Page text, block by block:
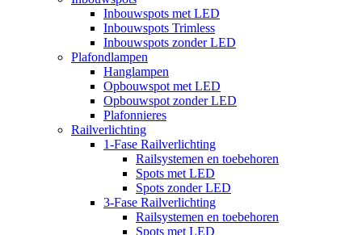
Inbouwspots met LED
Inbouwspots Trimless
Inbouwspots zonder LED
Plafondlampen
Hanglampen
Opbouwspot met LED
Opbouwspot zonder LED
Plafonnieres
Railverlichting
1-Fase Railverlichting
Railsystemen en toebehoren
Spots met LED
Spots zonder LED
3-Fase Railverlichting
Railsystemen en toebehoren
Spots met LED